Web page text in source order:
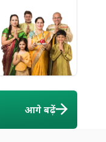
आगे बढ़ें